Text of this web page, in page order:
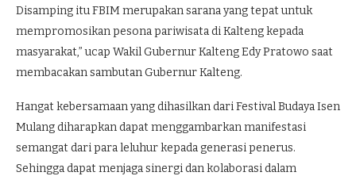
Disamping itu FBIM merupakan sarana yang tepat untuk
mempromosikan pesona pariwisata di Kalteng kepada
masyarakat,” ucap Wakil Gubernur Kalteng Edy Pratowo saat
membacakan sambutan Gubernur Kalteng.
Hangat kebersamaan yang dihasilkan dari Festival Budaya Isen
Mulang diharapkan dapat menggambarkan manifestasi
semangat dari para leluhur kepada generasi penerus.
Sehingga dapat menjaga sinergi dan kolaborasi dalam